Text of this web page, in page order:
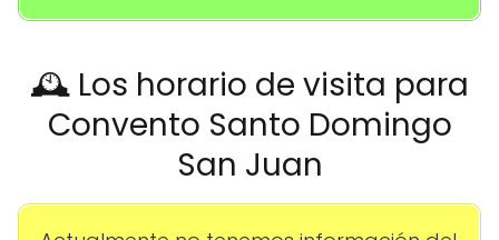
🕰️ Los horario de visita para
Convento Santo Domingo
San Juan